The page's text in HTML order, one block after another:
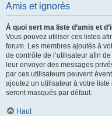
Amis et ignorés
À quoi sert ma liste d’amis et
Vous pouvez utiliser ces listes
forum. Les membres ajoutés à
de contrôle de l’utilisateur afin
leur envoyer des messages
par ces utilisateurs peuvent
ajoutez un utilisateur à votre liste
seront masqués par défaut.
Haut